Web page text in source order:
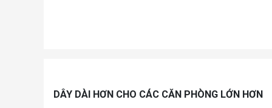
DÂY DÀI HƠN CHO CÁC CĂN PHÒNG LỚN HƠN